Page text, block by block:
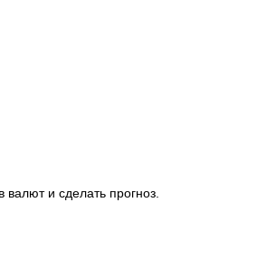
и сделать прогноз.